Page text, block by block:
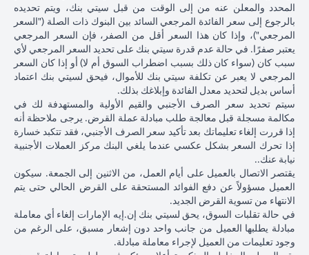
للبنك)
بعد 1
شهر
بالدولار
الأمريكي
إذا تم
تحويل
قرض
الين
الياباني
مرة
أخرى
قرض
بالدولار
الأمريكي
102,125.85 دولار
(10,508,750/102.90
ين ياباني)
100,083.33 دولار
(10,508,750/105
ين ياباني)
107.10
ين ياباني)
المحدد والمعلن عنه من إلى الوقت من قبل سيتي بنك، ويتم تحديده
بالرجوع إلى سعر الفائدة المرجعي السائد بين البنوك ذات الصلة ("السعر
المرجعي")، وإذا كان هذا السعر أقل من الصفر، فإن السعر المرجعي
يعتبر صفرًا. في حالة عدم قدرة سيتي بنك على تحديد السعر المرجعي لأي
سبب كان (سواء كان ذلك بسبب اضطراب السوق أم لا) أو إذا كان السعر
المرجعي لا يعبر عن تكلفة سيتي بنك للأموال، فيحق لسيتي بنك اعتماد
أساس بديل لتحديد معدل الفائدة وإبلاغك بذلك.
سيتم تحديد سعر الصرف الأجنبي والقيم الأولية والمستهدفة لك في
مكالمة مسجلة قبل معالجة طلب مبادلة عملة القرض. يرجى ملاحظة أنه
إذا قررت إلغاء تعليماتك بعد تأكيد سعر الصرف الأجنبي، فقد تتكبد خسارة
إذا تحرك السعر بشكل عكسي عندما يلغي البنك مركز العملات الأجنبية
نيابة عنك..
يقتصر الاتصال بالعميل على أيام العمل، من الاثنين إلى الجمعة. سيكون
العميل مسؤولاً عن دفع الفوائد المستحقة على القرض الحالي حتى يتم
الانتهاء من تسوية القرض الجديد.
في حالة تقلبات السوق، يحق لسيتي بنك إن.إيه الإمارات إلغاء أي معاملة
مبادلة يطلبها العميل من جانب واحد دون إشعار مسبق، على الرغم من
وجود تعليمات من العميل لإجراء معاملة مبادلة.